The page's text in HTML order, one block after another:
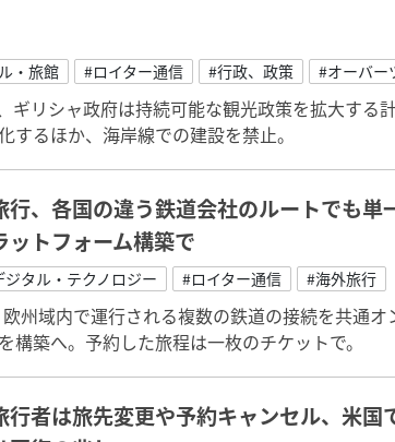
・旅館 #ロイター通信 #行政、政策 #オーバー
ギリシャ政府は持続可能な観光政策を拡大する
するほか、海岸線での建設を禁止。
行、各国の違う鉄道会社のルートでも単
トフォーム構築で
ジタル・テクノロジー #ロイター通信 #海外旅行
州域内で運行される複数の鉄道の接続を共通
構築へ。予約した旅程は一枚のチケットで。
行者は旅先変更や予約キャンセル、米国